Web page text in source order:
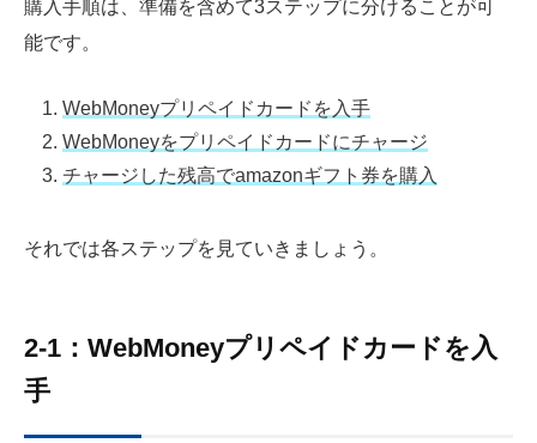
購入手順は、準備を含めて3ステップに分けることが可
能です。
WebMoneyプリペイドカードを入手
WebMoneyをプリペイドカードにチャージ
チャージした残高でamazonギフト券を購入
それでは各ステップを見ていきましょう。
2-1：WebMoneyプリペイドカードを入
手